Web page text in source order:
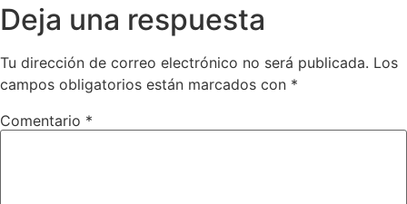
Deja una respuesta
Tu dirección de correo electrónico no será publicada. Los
campos obligatorios están marcados con *
Comentario *